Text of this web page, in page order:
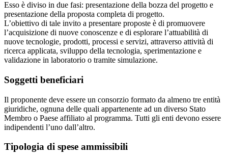
Esso è diviso in due fasi: presentazione della bozza del progetto e
presentazione della proposta completa di progetto.
L’obiettivo di tale invito a presentare proposte è di promuovere
l’acquisizione di nuove conoscenze e di esplorare l’attuabilità di
nuove tecnologie, prodotti, processi e servizi, attraverso attività di
ricerca applicata, sviluppo della tecnologia, sperimentazione e
validazione in laboratorio o tramite simulazione.
Soggetti beneficiari
Il proponente deve essere un consorzio formato da almeno tre entità
giuridiche, ognuna delle quali appartenente ad un diverso Stato
Membro o Paese affiliato al programma. Tutti gli enti devono essere
indipendenti l’uno dall’altro.
Tipologia di spese ammissibili